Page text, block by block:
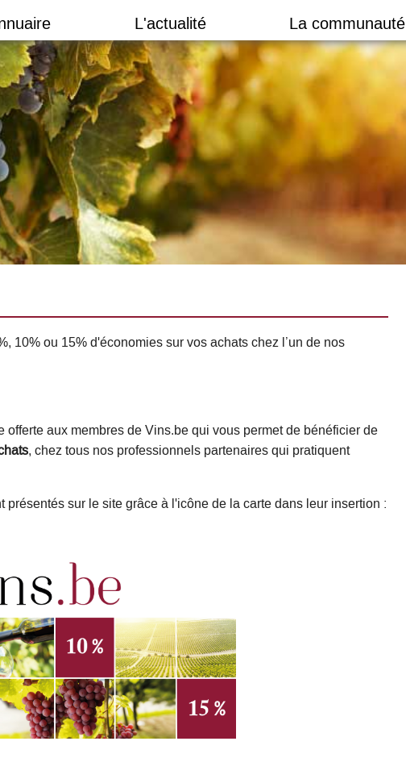
L'actualité La communauté
10% ou 15% d'économies sur vos achats chez l’un de nos
offerte aux membres de Vins.be qui vous permet de bénéficier de
, chez tous nos professionnels partenaires qui pratiquent
présentés sur le site grâce à l'icône de la carte dans leur insertion :